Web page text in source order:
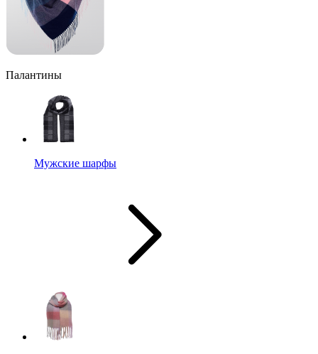
Палантины
Мужские шарфы